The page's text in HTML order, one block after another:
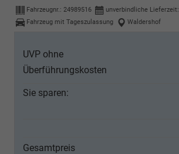
Fahrzeugnr.: 24989516 unverbindliche Lieferzeit:
Fahrzeug mit Tageszulassung
Waldershof
UVP ohne
Überführungskosten
Sie sparen:
Gesamtpreis